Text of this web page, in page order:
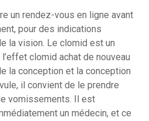
un rendez-vous en ligne avant
pour des indications
la vision. Le clomid est un
clomid achat de nouveau
la conception et la conception
il convient de le prendre
vomissements. Il est
un médecin, et ce